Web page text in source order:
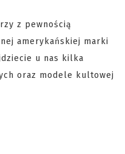
z pewnością
amerykańskiej marki
u nas kilka
oraz modele kultowej